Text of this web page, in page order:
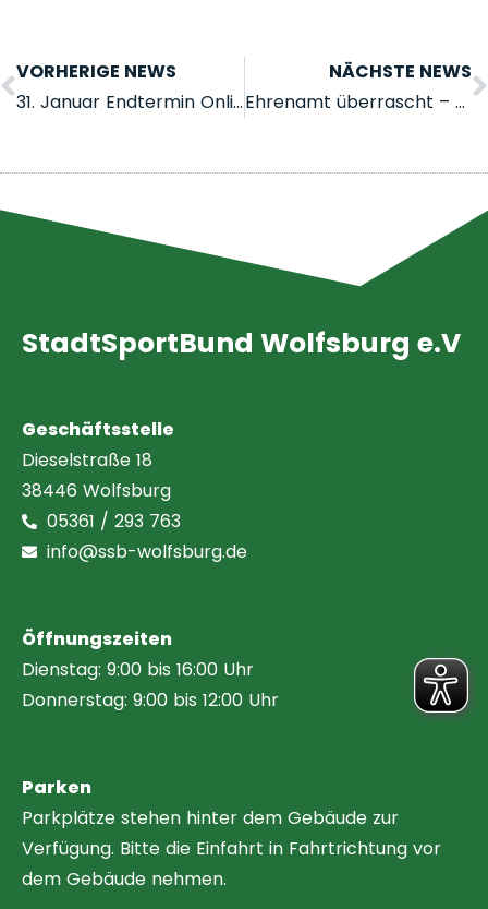
VORHERIGE NEWS
31. Januar Endtermin Online Bestandserhebung 2025 LSB NET
NÄCHSTE NEWS
Ehrenamt überrascht – Marius Hilleke
StadtSportBund Wolfsburg e.V
Geschäftsstelle
Dieselstraße 18
38446 Wolfsburg
05361 / 293 763
info@ssb-wolfsburg.de
Öffnungszeiten
Dienstag: 9:00 bis 16:00 Uhr
Donnerstag: 9:00 bis 12:00 Uhr
Parken
Parkplätze stehen hinter dem Gebäude zur
Verfügung. Bitte die Einfahrt in Fahrtrichtung vor
dem Gebäude nehmen.